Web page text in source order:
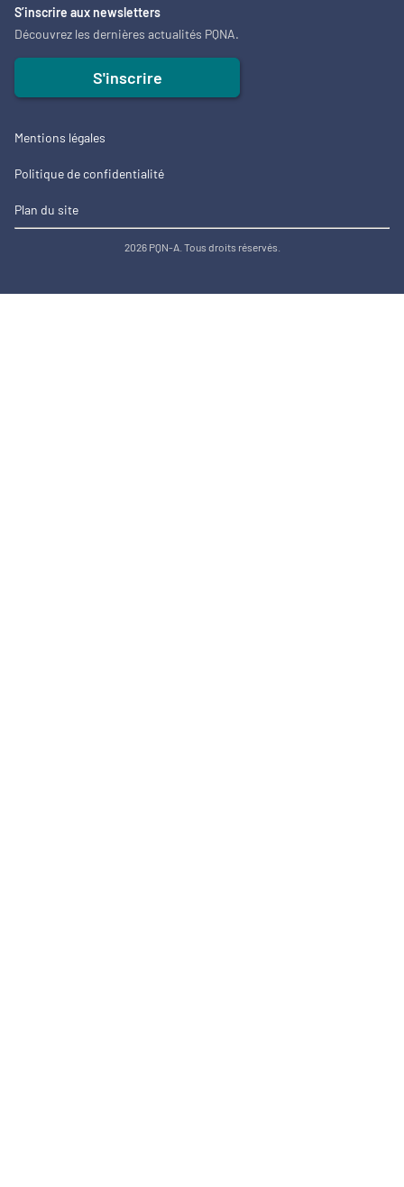
S’inscrire aux newsletters
Découvrez les dernières actualités PQNA.
S'inscrire
Mentions légales
Politique de confidentialité
Plan du site
2026 PQN-A. Tous droits réservés.